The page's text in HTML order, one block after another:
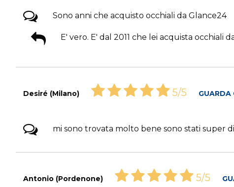
Sono anni che acquisto occhiali da Glance24
E' vero. E' dal 2011 che lei acquista occhiali
Desiré (Milano) 5/5
mi sono trovata molto bene sono stati super
Antonio (Pordenone) 5/5